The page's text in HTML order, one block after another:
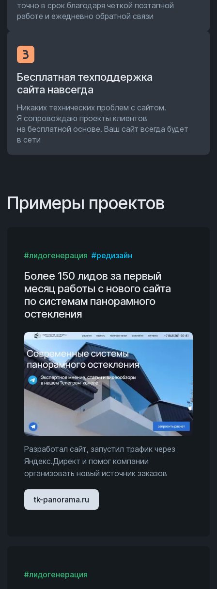
точно в срок благодаря четкой поэтапной
работе и ежедневно обратной связи
Бесплатная техподдержка
сайта навсегда
Никаких технических проблем с сайтом.
Я сопровождаю проекты клиентов
на бесплатной основе. Ваш сайт всегда будет
в сети
Примеры проектов
#лидогенерация #редизайн
Более 150 лидов за первый
месяц работы с нового сайта
по системам панорамного
остекления
Разработал сайт, запустил трафик через
Яндекс.Директ и помог компании
организовать новый источник заказов
tk-panorama.ru
#лидогенерация